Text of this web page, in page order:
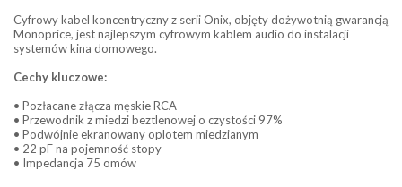
Cyfrowy kabel koncentryczny z serii Onix, objęty dożywotnią gwarancją
Monoprice, jest najlepszym cyfrowym kablem audio do instalacji
systemów kina domowego.
Cechy kluczowe:
• Pozłacane złącza męskie RCA
• Przewodnik z miedzi beztlenowej o czystości 97%
• Podwójnie ekranowany oplotem miedzianym
• 22 pF na pojemność stopy
• Impedancja 75 omów